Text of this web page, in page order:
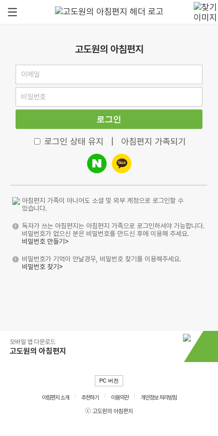
고도원의 아침편지
로그인
로그인 상태 유지 아침편지 가족되기
아침편지 가족이 아니어도 소셜 및 외부 계정으로 로그인할 수
있습니다.
독자가 쓰는 아침편지는 아침편지 가족으로 로그인하셔야 가능합니다.
비밀번호가 없으신 분은 비밀번호를 만드신 후에 이용해 주세요.
비밀번호 만들기>
비밀번호가 기억이 안날경우, 비밀번호 찾기를 이용해주세요.
비밀번호 찾기>
모바일 앱 다운로드
고도원의 아침편지
PC 버전
아침편지 소개 추천하기 이용약관
개인정보 처리방침
ⓒ 고도원의 아침편지